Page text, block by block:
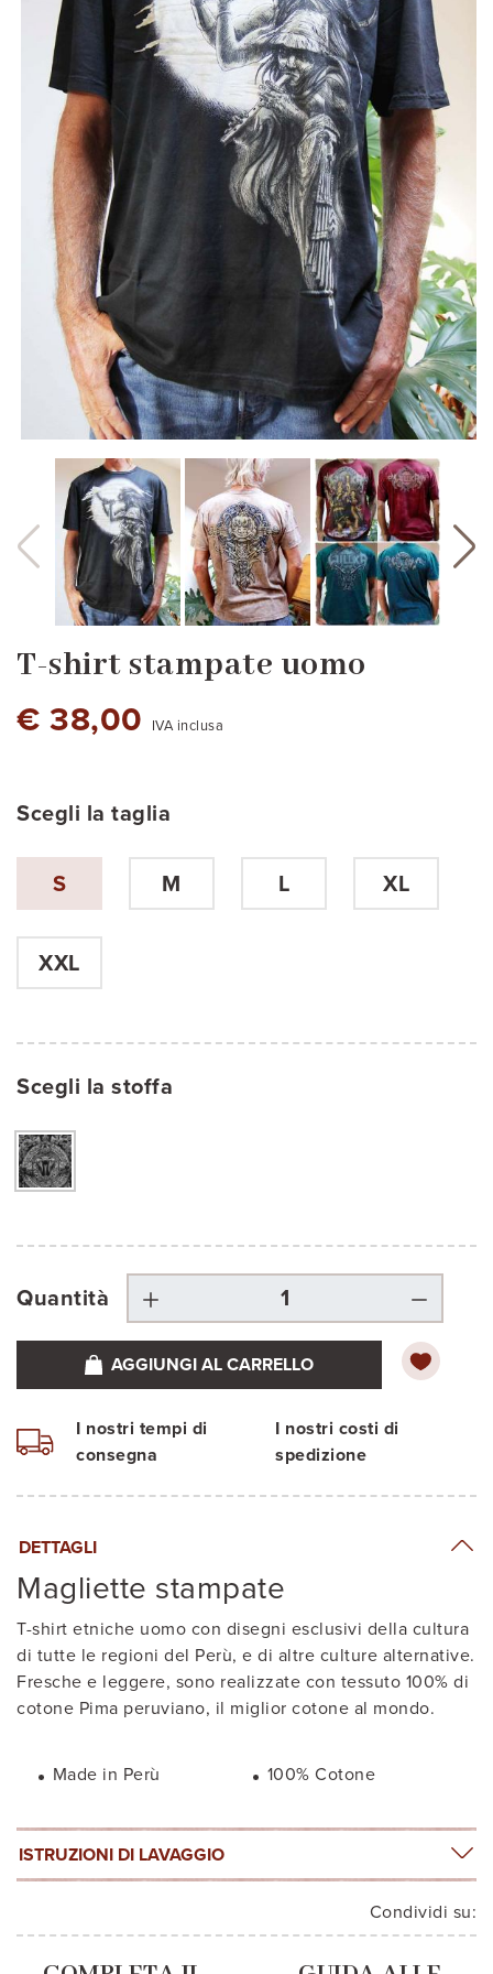
T-shirt stampate uomo
€ 38,00 IVA inclusa
Scegli la taglia
S M L XL
XXL
Scegli la stoffa
Quantità
AGGIUNGI AL CARRELLO
I nostri tempi di
consegna
I nostri costi di
spedizione
DETTAGLI
Magliette stampate
T-shirt etniche uomo con disegni esclusivi della cultura
di tutte le regioni del Perù, e di altre culture alternative.
Fresche e leggere, sono realizzate con tessuto 100% di
cotone Pima peruviano, il miglior cotone al mondo.
Made in Perù 100% Cotone
ISTRUZIONI DI LAVAGGIO
Condividi su: